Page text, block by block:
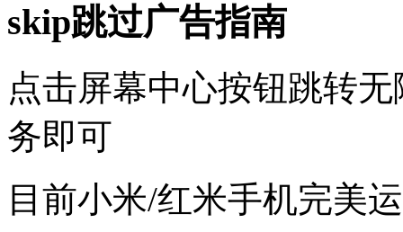
skip跳过广告指南
点击屏幕中心按钮跳转
务即可
目前小米/红米手机完美